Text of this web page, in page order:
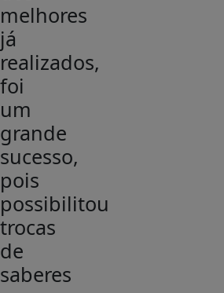
melhores
já
realizados,
foi
um
grande
sucesso,
pois
possibilitou
trocas
de
saberes